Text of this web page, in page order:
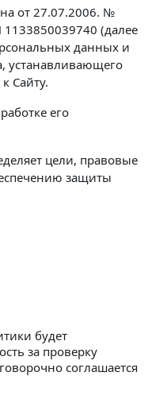
от 27.07.2006. №
(далее
данных и
устанавливающего
Сайту.
его
цели, правовые
защиты
будет
за проверку
соглашается